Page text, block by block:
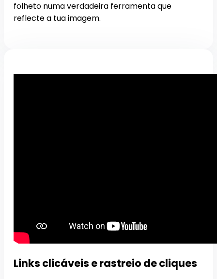
folheto numa verdadeira ferramenta que
reflecte a tua imagem.
Links clicáveis e rastreio de cliques